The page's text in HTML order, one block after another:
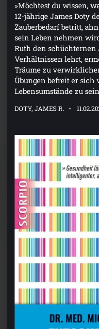
»Möchtest du wissen,
12-jährige James Doty
Zauberbedarf betritt,
sein Leben nehmen
Ruth den
Verhältnissen lehrt,
Träume zu
Übungen befreit er sich
Lebensumstände zu
DOTY, JAMES R.